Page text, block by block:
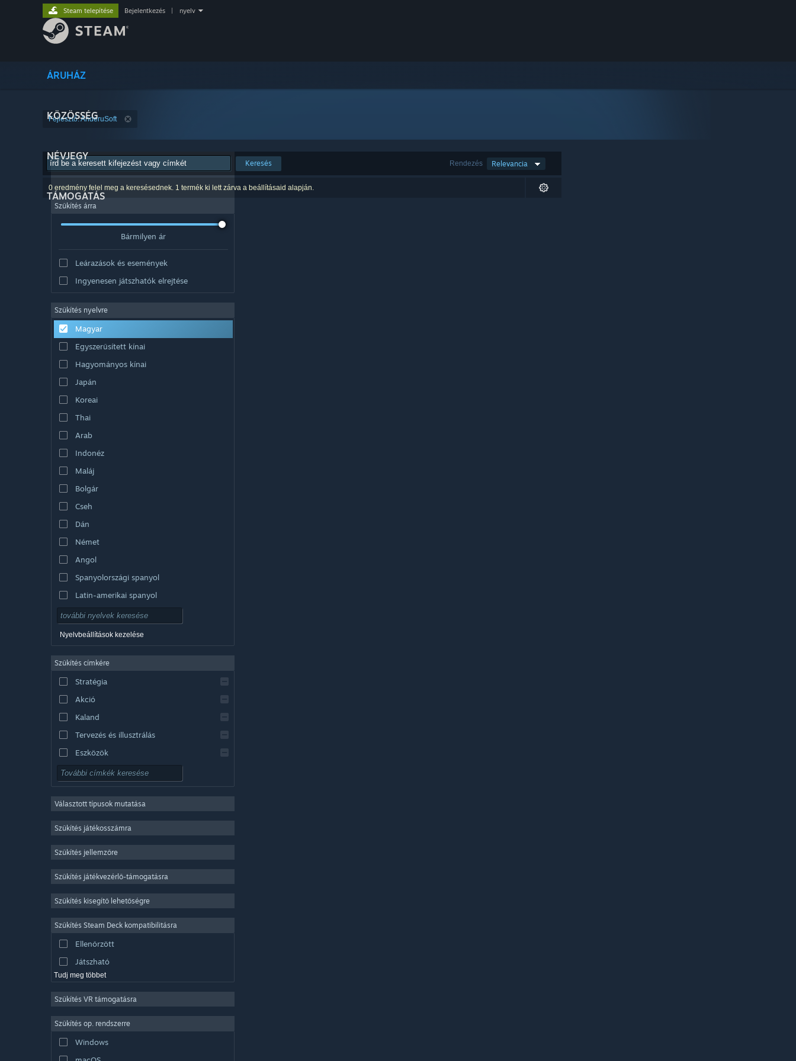
ÁRUHÁZ
KÖZÖSSÉG
NÉVJEGY
TÁMOGATÁS
Steam telepítése Bejelentkezés nyelv
Fejlesztő: AnderuSoft
Rendezés Relevancia
Keresés
0 eredmény felel meg a keresésednek. 1 termék ki lett zárva a beállításaid alapján.
Szűkítés árra
Bármilyen ár
Leárazások és események
Ingyenesen játszhatók elrejtése
Szűkítés nyelvre
Magyar
Egyszerűsített kínai
Hagyományos kínai
Japán
Koreai
Thai
Arab
Indonéz
Maláj
Bolgár
Cseh
Dán
Német
Angol
Spanyolországi spanyol
Latin-amerikai spanyol
Nyelvbeállítások kezelése
Szűkítés címkére
Stratégia
Akció
Kaland
Tervezés és illusztrálás
Eszközök
Ingyenesen játszható
Sokszereplős többjátékos
Indie
Könnyed
Szimuláció
Videószerkesztés
Fényképszerkesztés
Választott típusok mutatása
Szűkítés játékosszámra
Szűkítés jellemzőre
Szűkítés játékvezérlő-támogatásra
Szűkítés kisegítő lehetőségre
Szűkítés Steam Deck kompatibilitásra
Ellenőrzött
Játszható
Tudj meg többet
Szűkítés VR támogatásra
Szűkítés op. rendszerre
Windows